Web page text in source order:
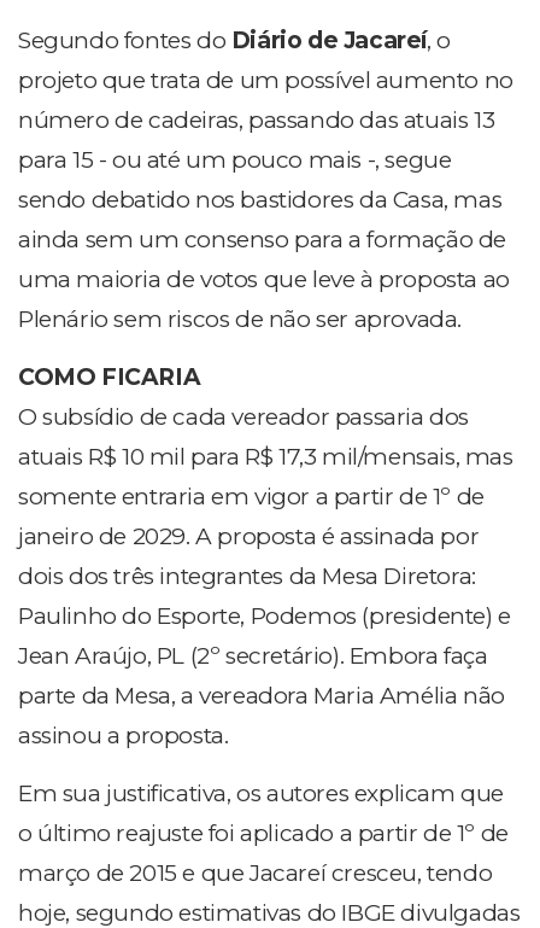
Segundo fontes do Diário de Jacareí, o
projeto que trata de um possível aumento no
número de cadeiras, passando das atuais 13
para 15 - ou até um pouco mais -, segue
sendo debatido nos bastidores da Casa, mas
ainda sem um consenso para a formação de
uma maioria de votos que leve à proposta ao
Plenário sem riscos de não ser aprovada.
COMO FICARIA
O subsídio de cada vereador passaria dos
atuais R$ 10 mil para R$ 17,3 mil/mensais, mas
somente entraria em vigor a partir de 1º de
janeiro de 2029. A proposta é assinada por
dois dos três integrantes da Mesa Diretora:
Paulinho do Esporte, Podemos (presidente) e
Jean Araújo, PL (2º secretário). Embora faça
parte da Mesa, a vereadora Maria Amélia não
assinou a proposta.
Em sua justificativa, os autores explicam que
o último reajuste foi aplicado a partir de 1º de
março de 2015 e que Jacareí cresceu, tendo
hoje, segundo estimativas do IBGE divulgadas